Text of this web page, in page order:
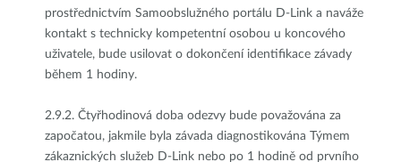
prostřednictvím Samoobslužného portálu D-Link a naváže
kontakt s technicky kompetentní osobou u koncového
uživatele, bude usilovat o dokončení identifikace závady
během 1 hodiny.
2.9.2. Čtyřhodinová doba odezvy bude považována za
započatou, jakmile byla závada diagnostikována Týmem
zákaznických služeb D-Link nebo po 1 hodině od prvního